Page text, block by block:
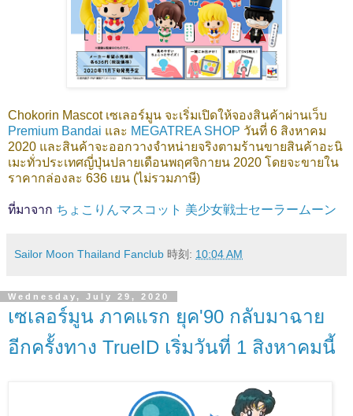
Chokorin Mascot เซเลอร์มูน จะเริ่มเปิดให้จองสินค้าผ่านเว็บ
Premium Bandai และ MEGATREA SHOP วันที่ 6 สิงหาคม
2020 และสินค้าจะออกวางจำหน่ายจริงตามร้านขายสินค้าอะนิ
เมะทั่วประเทศญี่ปุ่นปลายเดือนพฤศจิกายน 2020 โดยจะขายใน
ราคากล่องละ 636 เยน (ไม่รวมภาษี)
ที่มาจาก ちょこりんマスコット 美少女戦士セーラームーン
Sailor Moon Thailand Fanclub 時刻: 10:04 AM
Wednesday, July 29, 2020
เซเลอร์มูน ภาคแรก ยุค'90 กลับมาฉาย
อีกครั้งทาง TrueID เริ่มวันที่ 1 สิงหาคมนี้